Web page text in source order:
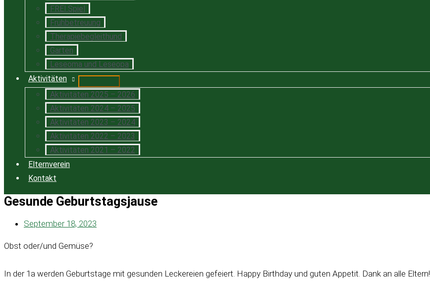
FREI.Spiel
Frühbetreuung
Therapiebegleithund
Garten
Leseoma und Leseopa
Aktivitäten
Aktivitäten 2025 – 2026
Aktivitäten 2024 – 2025
Aktivitäten 2023 – 2024
Aktivitäten 2022 – 2023
Aktivitäten 2021 – 2022
Elternverein
Kontakt
Gesunde Geburtstagsjause
September 18, 2023
Obst oder/und Gemüse?
In der 1a werden Geburtstage mit gesunden Leckereien gefeiert. Happy Birthday und guten Appetit. Dank an alle Eltern!